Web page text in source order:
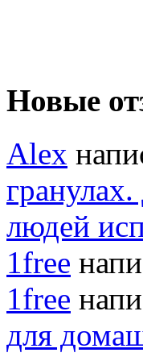
Новые
Alex
людей
1free
1free
для